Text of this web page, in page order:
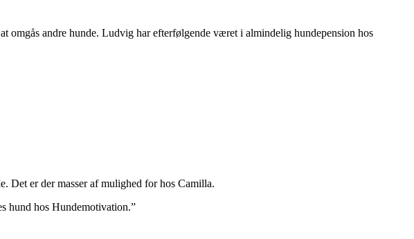
andre hunde. Ludvig har efterfølgende været i almindelig hundepension hos
Det er der masser af mulighed for hos Camilla.
hund hos Hundemotivation.”